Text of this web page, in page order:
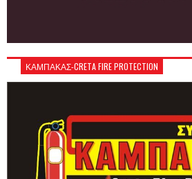
ΚΑΜΠΑΚΑΣ-CRETA FIRE PROTECTION